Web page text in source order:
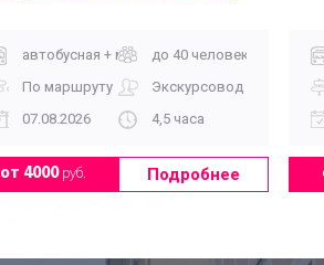
автобусная + музейдо 40 человек
По маршруту
Экскурсовод
07.08.2026
4,5 часа
от 4000руб. Подробнее